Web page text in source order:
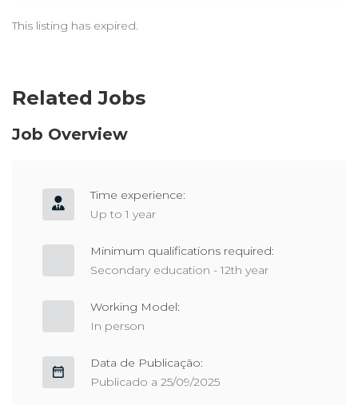
This listing has expired.
Related Jobs
Job Overview
Time experience:
Up to 1 year
Minimum qualifications required:
Secondary education - 12th year
Working Model:
In person
Data de Publicação:
Publicado a 25/09/2025